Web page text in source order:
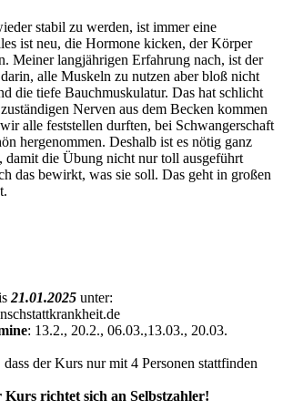
stabil zu werden, ist immer eine
ist neu, die Hormone kicken, der Körper
Meiner langjährigen Erfahrung nach, ist der
alle Muskeln zu nutzen aber bloß nicht
die tiefe Bauchmuskulatur. Das hat schlicht
Nerven aus dem Becken kommen
alle feststellen durften, bei Schwangerschaft
hergenommen. Deshalb ist es nötig ganz
damit die Übung nicht nur toll ausgeführt
das bewirkt, was sie soll. Das geht in großen
21.01.2025 unter:
: 13.2., 20.2., 06.03.,13.03., 20.03.
der Kurs nur mit 4 Personen stattfinden
richtet sich an Selbstzahler!